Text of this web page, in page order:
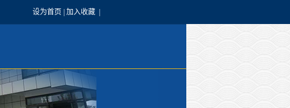
设为首页 加入收藏